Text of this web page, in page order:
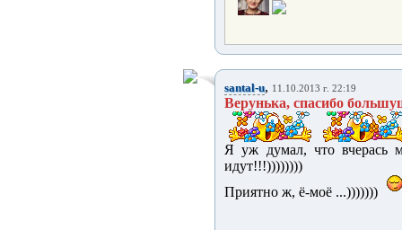
santal-u, 11.10.2013 г. 22:19
Верунька, спасибо
Я уж думал, что вчерась
идут!!!))))))))
Приятно ж, ё-моё ...)))))))